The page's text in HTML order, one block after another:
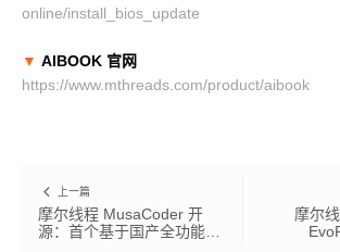
online/install_bios_update
▼ AIBOOK 官网
https://www.mthreads.com/product/aibook
上一篇
摩尔线程 MusaCoder 开
源：首个基于国产全功能
摩尔